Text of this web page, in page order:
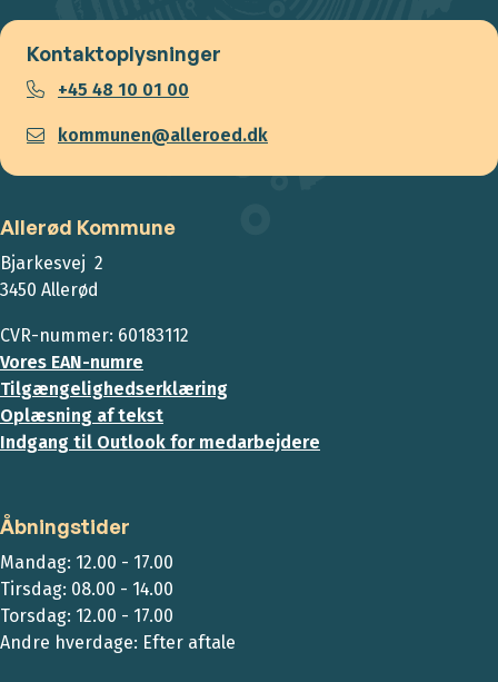
Kontaktoplysninger
+45 48 10 01 00
kommunen@alleroed.dk
Allerød Kommune
Bjarkesvej 2
3450 Allerød
CVR-nummer: 60183112
Vores EAN-numre
Tilgængelighedserklæring
Oplæsning af tekst
Indgang til Outlook for medarbejdere
Åbningstider
Mandag: 12.00 - 17.00
Tirsdag: 08.00 - 14.00
Torsdag: 12.00 - 17.00
Andre hverdage: Efter aftale